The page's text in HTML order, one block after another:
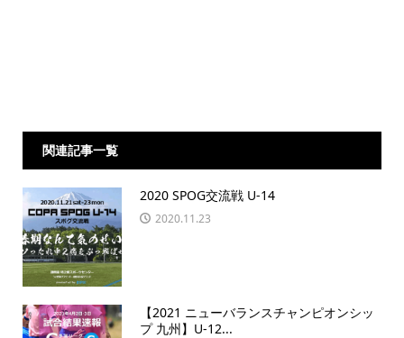
関連記事一覧
2020 SPOG交流戦 U-14
2020.11.23
【2021 ニューバランスチャンピオンシッ
プ 九州】U-12...